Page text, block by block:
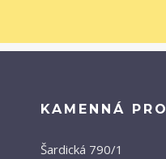
KAMENNÁ
Šardická 790/1